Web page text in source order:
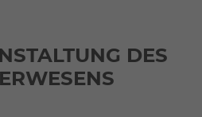
DES